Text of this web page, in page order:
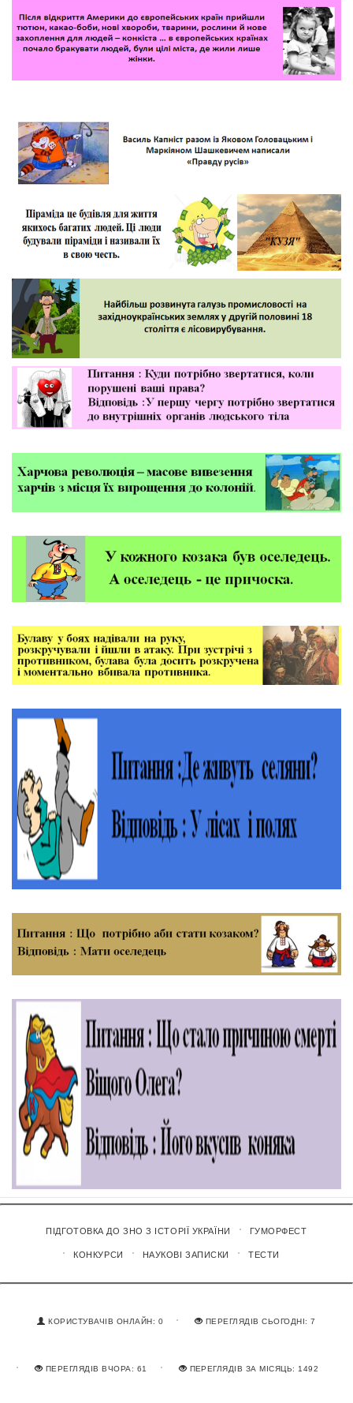
ПІДГОТОВКА ДО ЗНО З ІСТОРІЇ УКРАЇНИ ГУМОРФЕСТ
КОНКУРСИ НАУКОВІ ЗАПИСКИ ТЕСТИ
КОРИСТУВАЧІВ ОНЛАЙН: 0 ПЕРЕГЛЯДІВ СЬОГОДНІ: 7
ПЕРЕГЛЯДІВ ВЧОРА: 61 ПЕРЕГЛЯДІВ ЗА МІСЯЦЬ: 1492